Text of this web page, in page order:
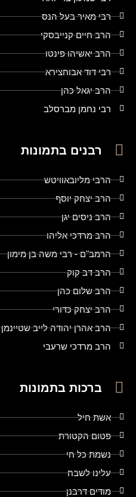
רבי מאיר בעל הנס
הרב חיים קנייבסקי
הרב יאשיהו פינטו
רבי דוד אבוחצירא
הרב יגאל כהן
רבי נחמן מברסלב
רבנים בתמונות
הרבי מליובאוויטש
הרב יצחק יוסף
הרב ניסים יגן
הרב מרדכי אליהו
הרמב"ם - רבי משה בן מימון
הרב דב קוק
הרב שלום כהן
הרב יצחק כדורי
הרב אהרן יהודה לייב שטיינמן
הרב מרדכי שרעבי
ברכות בתמונות
אשת חיל
פטום הקטורת
נשמת כל חי
עלינו לשבח
מודים דרבנן